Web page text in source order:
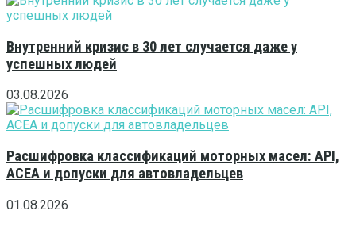
Внутренний кризис в 30 лет случается даже у
успешных людей
03.08.2026
Расшифровка классификаций моторных масел: API,
ACEA и допуски для автовладельцев
01.08.2026